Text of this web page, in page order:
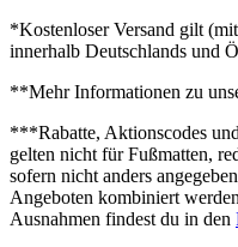
*Kostenloser Versand gilt
innerhalb Deutschlands und
**Mehr Informationen zu
***Rabatte, Aktionscodes
gelten nicht für Fußmatten,
sofern nicht anders
Angeboten kombiniert
Ausnahmen findest du in den